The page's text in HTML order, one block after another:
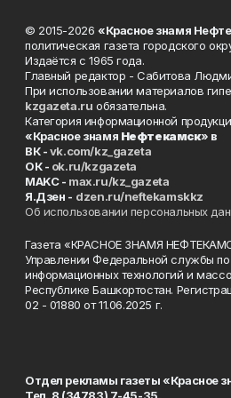
© 2015-2026 «Красное знамя
политическая газета городского
Издаётся с 1965 года.
Главный редактор - Сабитова
При использовании материалов
kzgazeta.ru обязательна.
Категория информационной
«Красное знамя Нефтекамск» в
ВК -vk.com/kz_gazeta
ОК - ok.ru/kzgazeta
MAKC - max.ru/kz_gazeta
Я.Дзен - dzen.ru/neftekamskkz
Об использовании персональных
Газета «КРАСНОЕ ЗНАМЯ
Управлении Федеральной службы
информационных технологий и
Республике Башкортостан.
02 - 01880 от 11.06.2025 г.
Отдел рекламы газеты «Красное